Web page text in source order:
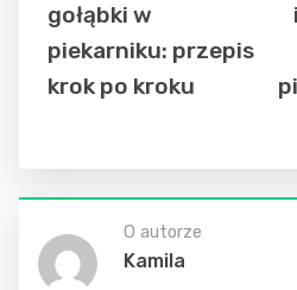
gołąbki w
piekarniku: przepis
krok po kroku
O autorze
Kamila